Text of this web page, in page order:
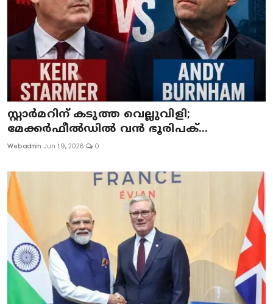
സ്റ്റാർമറിന് കടുത്ത വെല്ലുവിളി;
മേക്കർഫീൽഡിൽ വൻ ഭൂരിപക്...
Webadmin Jun 19, 2026 0